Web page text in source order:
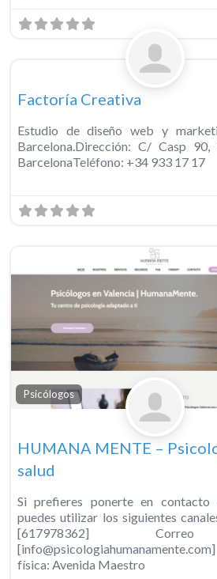
Factoría Creativa
Estudio de diseño web y
Barcelona.Dirección: C/ Casp 90,
BarcelonaTeléfono: +34 933 17 17
Psicólogos
HUMANA MENTE –
salud
Si prefieres ponerte en contacto
puedes utilizar los siguientes
[617978362] Correo
física: Avenida Maestro